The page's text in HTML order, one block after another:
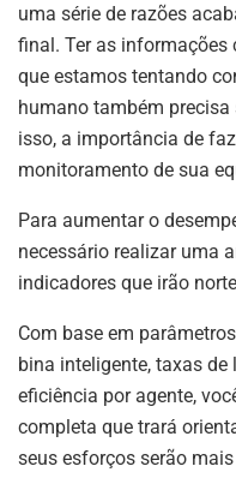
uma série de razões
final. Ter as informações
que estamos tentando
humano também precisa
isso, a importância de
monitoramento de sua
Para aumentar o
necessário realizar uma
indicadores que irão
Com base em
bina inteligente, taxas
eficiência por agente,
completa que trará
seus esforços serão